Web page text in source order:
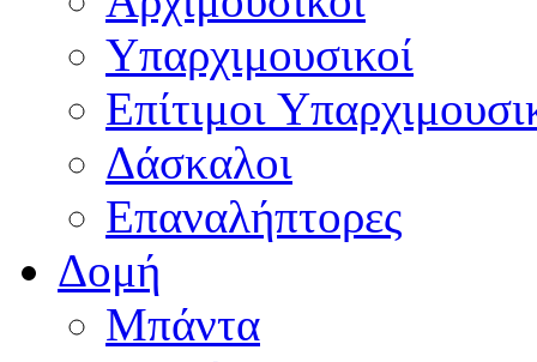
Υπαρχιμουσικοί
Επίτιμοι
Δάσκαλοι
Επαναλήπτορες
Δομή
Μπάντα